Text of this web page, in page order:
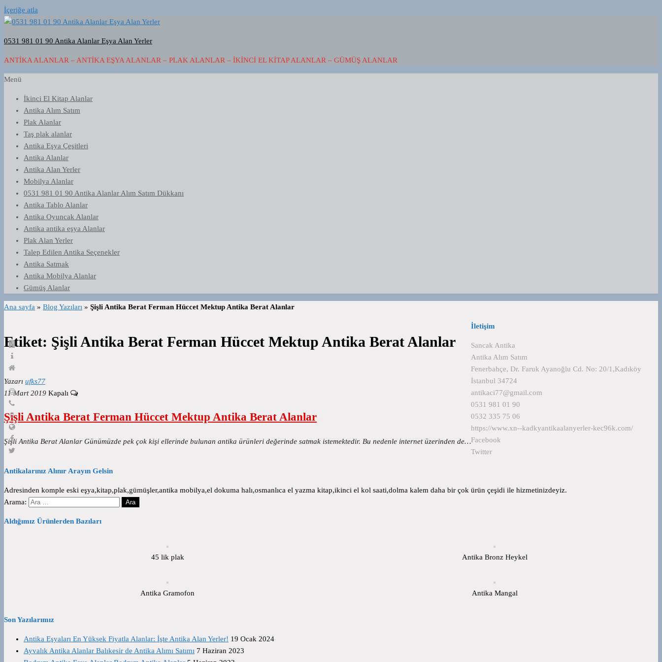
İçeriğe atla
0531 981 01 90 Antika Alanlar Eşya Alan Yerler
ANTIKA ALANLAR – ANTIKA EŞYA ALANLAR – PLAK ALANLAR – İKINCI EL KITAP ALANLAR – GÜMÜŞ ALANLAR
Menü
İkinci El Kitap Alanlar
Antika Alım Satım
Plak Alanlar
Taş plak alanlar
Antika Eşya Çeşitleri
Antika Alanlar
Antika Alan Yerler
Mobilya Alanlar
0531 981 01 90 Antika Alanlar Alım Satım Dükkanı
Antika Tablo Alanlar
Antika Oyuncak Alanlar
Antika antika eşya Alanlar
Plak Alan Yerler
Talep Edilen Antika Seçenekler
Antika Satmak
Antika Mobilya Alanlar
Gümüş Alanlar
Ana sayfa » Blog Yazıları » Şişli Antika Berat Ferman Hüccet Mektup Antika Berat Alanlar
Etiket: Şişli Antika Berat Ferman Hüccet Mektup Antika Berat Alanlar
Yazarı ufks77
11 Mart 2019 Kapalı
Şişli Antika Berat Ferman Hüccet Mektup Antika Berat Alanlar
Şişli Antika Berat Alanlar Günümüzde pek çok kişi ellerinde bulunan antika ürünleri değerinde satmak istemektedir. Bu nedenle internet üzerinden de…
İletişim
Sancak Antika
Antika Alım Satım
Fenerbahçe, Dr. Faruk Ayanoğlu Cd. No: 20/1,Kadıköy
İstanbul 34724
antikaci77@gmail.com
0531 981 01 90
0532 335 75 06
https://www.xn--kadkyantikaalanyerler-kec96k.com/
Facebook
Twitter
Antikalarınız Alınır Arayın Gelsin
Adresinden komple eski eşya,kitap,plak,gümüşler,antika mobilya,el dokuma halı,osmanlıca el yazma kitap,ikinci el kol saati,dolma kalem daha bir çok ürün çeşidi ile hizmetinizdeyiz.
Arama:
Aldığımız Ürünlerden Bazıları
45 lik plak Antika Bronz Heykel
Antika Gramofon Antika Mangal
Son Yazılarımız
Antika Eşyaları En Yüksek Fiyatla Alanlar: İşte Antika Alan Yerler! 19 Ocak 2024
Ayvalık Antika Alanlar Balıkesir de Antika Alımı Satımı 7 Haziran 2023